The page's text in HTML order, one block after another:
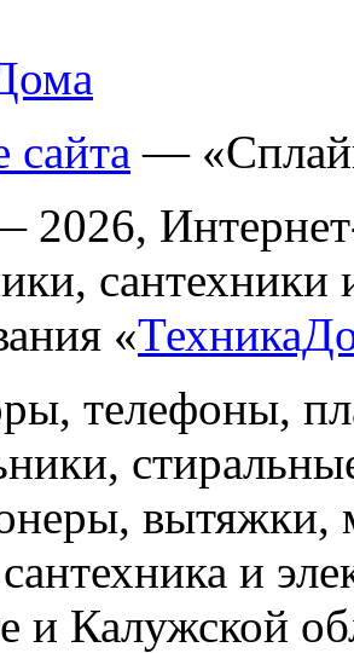
сайта —
сантехники
«
телефоны,
вытяжки,
и
и Калужской